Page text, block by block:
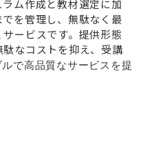
ム作成と教材選定に加
を管理し、無駄なく最
ービスです。提供形態
なコストを抑え、受講
で高品質なサービスを提